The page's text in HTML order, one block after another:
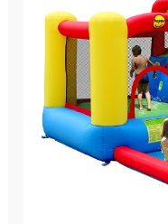
Winkelwagen